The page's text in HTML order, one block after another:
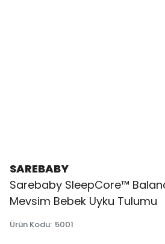
SAREBABY
Sarebaby SleepCore™
Mevsim Bebek Uyku Tulumu
Ürün Kodu: 5001